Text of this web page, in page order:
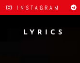
INSTAGRAM
LYRICS